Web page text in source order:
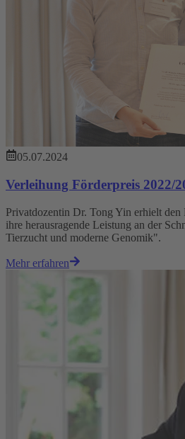
05.07.2024
Verleihung Förderpreis 2022/
Privatdozentin Dr. Tong Yin erhielt
ihre herausragende Leistung an der
Tierzucht und moderne Genomik".
Mehr erfahren